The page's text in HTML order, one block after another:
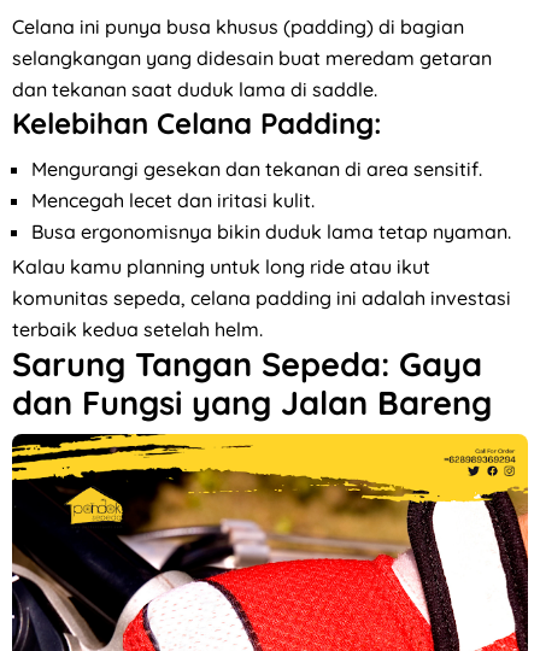
Celana ini punya busa khusus (padding) di bagian
selangkangan yang didesain buat meredam getaran
dan tekanan saat duduk lama di saddle.
Kelebihan Celana Padding:
Mengurangi gesekan dan tekanan di area sensitif.
Mencegah lecet dan iritasi kulit.
Busa ergonomisnya bikin duduk lama tetap nyaman.
Kalau kamu planning untuk long ride atau ikut
komunitas sepeda, celana padding ini adalah investasi
terbaik kedua setelah helm.
Sarung Tangan Sepeda: Gaya
dan Fungsi yang Jalan Bareng